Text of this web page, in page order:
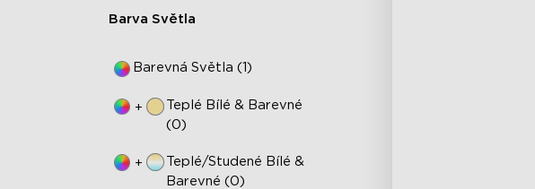
Barva Světla
Barevná Světla (1)
+
Teplé Bílé & Barevné
(0)
+
Teplé/studené Bílé &
Barevné (0)